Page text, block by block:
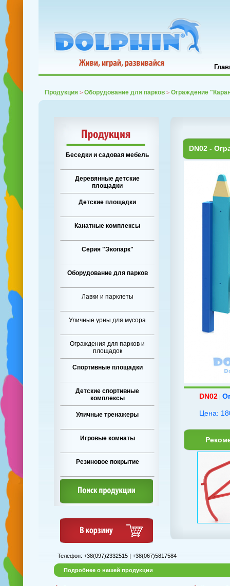
Продукция > Оборудование для парков > Ограждение
Беседки и садовая мебель
Деревянные детские
площадки
Детские площадки
Канатные комплексы
Серия "Экопарк"
Оборудование для парков
Лавки и парклеты
Уличные урны для мусора
Ограждения для парков и
площадок
Спортивные площадки
Детские спортивные
комплексы
Уличные тренажеры
Игровые комнаты
Резиновое покрытие
DN02 -
DN02 |
Цена:
Телефон: +38(097)2332515 | +38(067)5817584
Подробнее о нашей продукции